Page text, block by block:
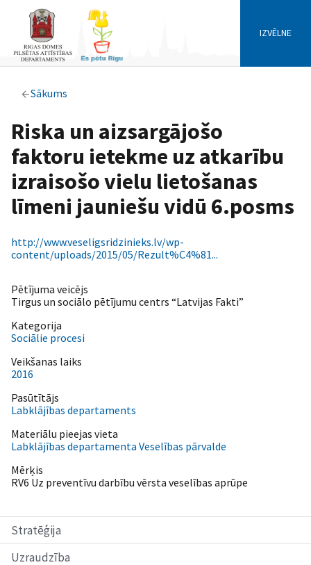
IZVĒLNE
Sākums
Stratēģija
Uzraudzība
Riska un aizsargājošo
faktoru ietekme uz atkarību
izraisošo vielu lietošanas
līmeni jauniešu vidū 6.posms
http://www.veseligsridzinieks.lv/wp-
content/uploads/2015/05/Rezult%C4%81...
Pētījuma veicējs
Tirgus un sociālo pētījumu centrs “Latvijas Fakti”
Kategorija
Sociālie procesi
Veikšanas laiks
2016
Pasūtītājs
Labklājības departaments
Materiālu pieejas vieta
Labklājības departamenta Veselības pārvalde
Mērķis
RV6 Uz preventīvu darbību vērsta veselības aprūpe